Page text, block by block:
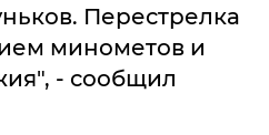
Перестрелка
минометов и
- сообщил